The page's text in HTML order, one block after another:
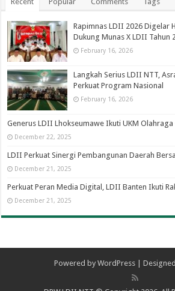
Rapimnas LDII 2026 Digelar
Dukung Munas X LDII Tahun
February 16, 2026
Langkah Serius LDII NTT,
Perkuat Program Nasional
February 16, 2026
Generus LDII Lhokseumawe Ikuti UKM Olahraga
December 22, 2025
LDII Perkuat Sinergi Pembangunan Daerah
December 21, 2025
Perkuat Peran Media Digital, LDII Banten Ikuti
December 21, 2025
Powered by WordPress |